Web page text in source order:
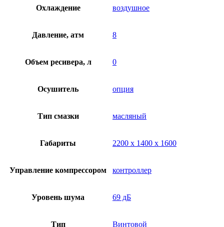
Охлаждение воздушное
Давление, атм 8
Объем ресивера, л 0
Осушитель опция
Тип смазки масляный
Габариты 2200 х 1400 х 1600
Управление компрессором контроллер
Уровень шума 69 дБ
Тип Винтовой